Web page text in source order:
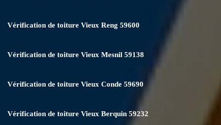
Vérification de toiture Vieux Reng 59600
Vérification de toiture Vieux Mesnil 59138
Vérification de toiture Vieux Conde 59690
Vérification de toiture Vieux Berquin 59232